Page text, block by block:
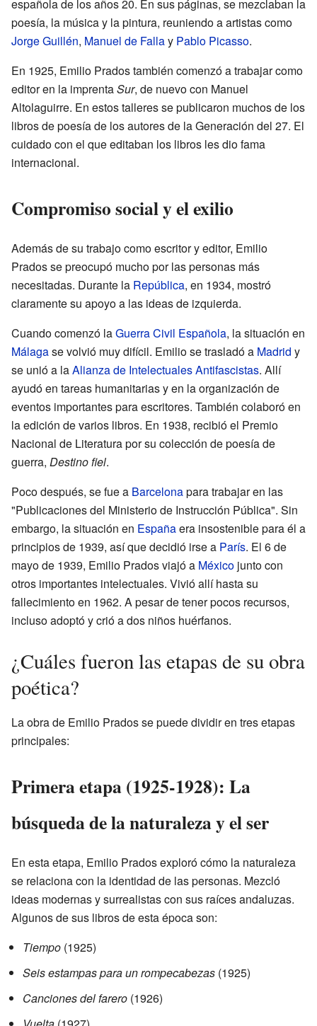
española de los años 20. En sus páginas, se mezclaban la
poesía, la música y la pintura, reuniendo a artistas como
Jorge Guillén, Manuel de Fallay Pablo Picasso.
En 1925, Emilio Prados también comenzó a trabajar como
editor en la imprentaSur, de nuevo con Manuel
Altolaguirre. En estos talleres se publicaron muchos de los
libros de poesía de los autores de la Generación del 27. El
cuidado con el que editaban los libros les dio fama
internacional.
Compromiso social y el exilio
Además de su trabajo como escritor y editor, Emilio
Prados se preocupó mucho por las personas más
necesitadas. Durante la República, en 1934, mostró
claramente su apoyo a las ideas de izquierda.
Cuando comenzó laGuerra Civil Española, la situación en
Málagase volvió muy difícil. Emilio se trasladó a Madrid y
se unió a laAlianza de Intelectuales Antifascistas. Allí
ayudó en tareas humanitarias y en la organización de
eventos importantes para escritores. También colaboró en
la edición de varios libros. En 1938, recibió el Premio
Nacional de Literatura por su colección de poesía de
guerra, Destino fiel.
Poco después, se fue a Barcelonapara trabajar en las
"Publicaciones del Ministerio de Instrucción Pública". Sin
embargo, la situación en Españaera insostenible para él a
principios de 1939, así que decidió irse a París. El 6 de
mayo de 1939, Emilio Prados viajó a México junto con
otros importantes intelectuales. Vivió allí hasta su
fallecimiento en 1962. A pesar de tener pocos recursos,
incluso adoptó y crió a dos niños huérfanos.
¿Cuáles fueron las etapas de su obra
poética?
La obra de Emilio Prados se puede dividir en tres etapas
principales:
Primera etapa (1925-1928): La
búsqueda de la naturaleza y el ser
En esta etapa, Emilio Prados exploró cómo la naturaleza
se relaciona con la identidad de las personas. Mezcló
ideas modernas y surrealistas con sus raíces andaluzas.
Algunos de sus libros de esta época son:
Tiempo (1925)
Seis estampas para un rompecabezas (1925)
Canciones del farero (1926)